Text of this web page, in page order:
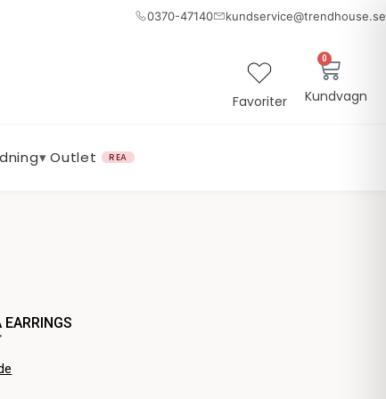
0370-47140 kundservice@trendhouse.se
Favoriter
0
Kundvagn
▾ Outlet REA